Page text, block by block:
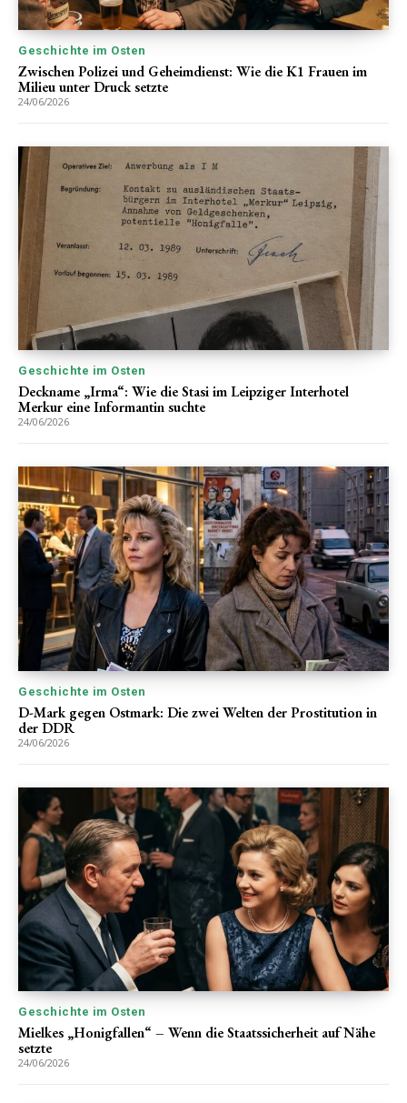
Geschichte im Osten
Zwischen Polizei und Geheimdienst: Wie die K1 Frauen im
Milieu unter Druck setzte
24/06/2026
Geschichte im Osten
Deckname „Irma“: Wie die Stasi im Leipziger Interhotel
Merkur eine Informantin suchte
24/06/2026
Geschichte im Osten
D-Mark gegen Ostmark: Die zwei Welten der Prostitution in
der DDR
24/06/2026
Geschichte im Osten
Mielkes „Honigfallen“ – Wenn die Staatssicherheit auf Nähe
setzte
24/06/2026